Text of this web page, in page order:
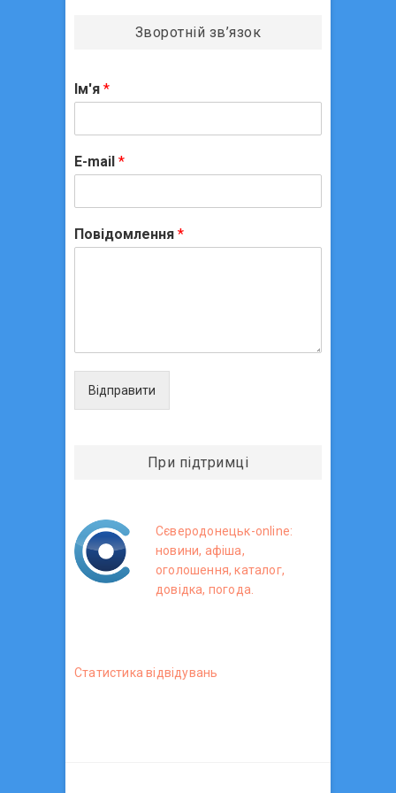
Зворотній зв’язок
Ім'я *
E-mail *
Повідомлення *
Відправити
При підтримці
Сєверодонецьк-online:
новини, афіша,
оголошення, каталог,
довідка, погода.
Статистика вiдвiдувань